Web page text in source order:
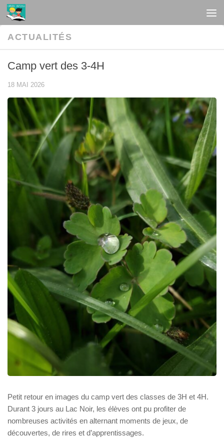
Au dessous du contenu
ACTUALITÉS
Camp vert des 3-4H
18 MAI 2026
Petit retour en images du camp vert des classes de 3H et 4H.
Durant 3 jours au Lac Noir, les élèves ont pu profiter de
nombreuses activités en alternant moments de jeux, de
découvertes, de rires et d’apprentissages.